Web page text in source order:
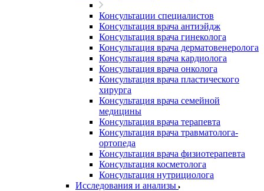
Консультации специалистов
Консультация врача антиэйдж
Консультация врача гинеколога
Консультация врача дерматовенеролога
Консультация врача кардиолога
Консультация врача онколога
Консультация врача пластического
хирурга
Консультация врача семейной
медицины
Консультация врача терапевта
Консультация врача травматолога-
ортопеда
Консультация врача физиотерапевта
Консультация косметолога
Консультация нутрициолога
Исследования и анализы